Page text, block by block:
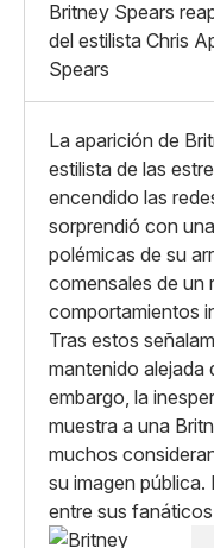
X
Whatsapp
Copiar enlace
Britney Spears
del estilista Chris
Spears
La aparición de
estilista de las
encendido las
sorprendió con
polémicas de su
comensales de un
comportamientos
Tras estos
mantenido alejada
embargo, la
muestra a una
muchos
su imagen
entre sus